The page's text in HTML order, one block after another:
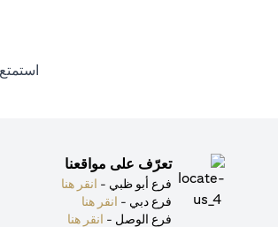
تعرّف على مواقعنا
فرع أبو ظبي - انقر هنا
فرع دبي - انقر هنا
فرع الوصل - انقر هنا